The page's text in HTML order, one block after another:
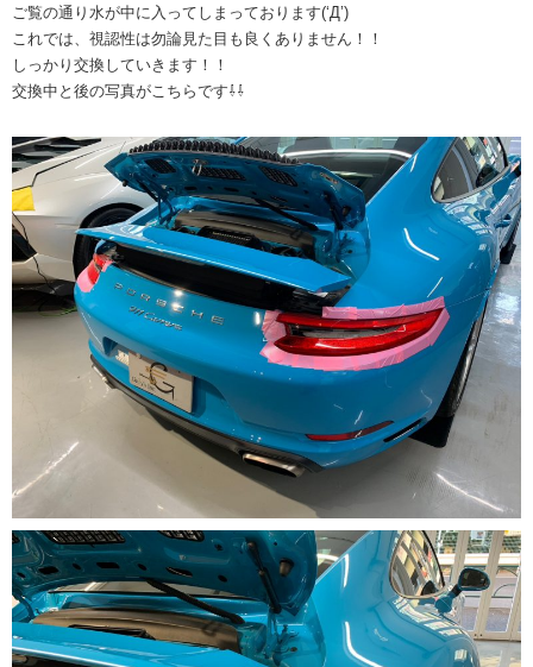
ご覧の通り水が中に入ってしまっております(‘Д’)
これでは、視認性は勿論見た目も良くありません！！
しっかり交換していきます！！
交換中と後の写真がこちらです⇩⇩